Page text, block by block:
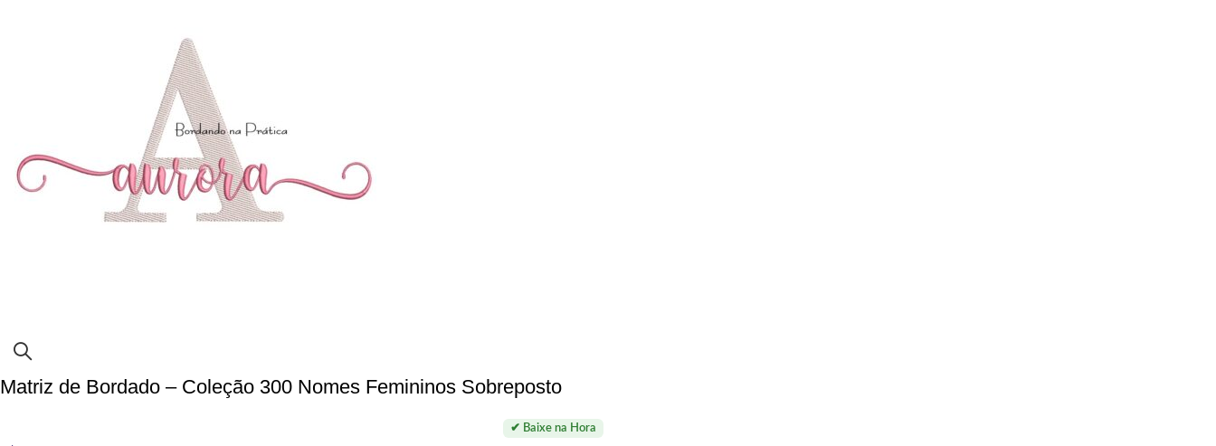
Matriz de Bordado – Coleção 300 Nomes Femininos Sobreposto